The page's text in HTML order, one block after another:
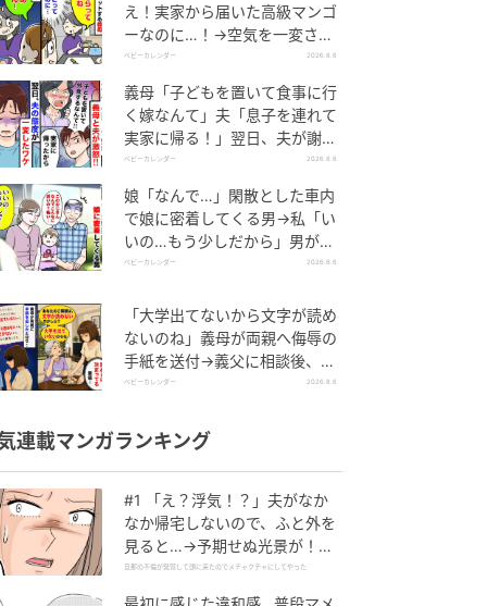
え！実家から届いた高級マンゴ
ーなのに…！→空気を一変させ
た4歳娘の痛快な一言とは
ベビーカレンダー 2026.8.6
義母「子どもを置いて食事に行
く嫁なんて」夫「息子を連れて
実家に帰る！」翌日、夫が謝罪
してきたワケ
ベビーカレンダー 2026.8.6
娘「なんで…」閑散とした車内
で娘に密着してくる男→私「い
いの…もう少しだから」男が血
相を変え逃げたワケ
ベビーカレンダー 2026.8.6
「大学出てないから文字が読め
ないのね」義母が両親へ侮辱の
手紙を送付→義父に相談後、訪
れた末路とは
ベビーカレンダー 2026.8.6
連載マンガランキング
#1 「え？浮気！？」夫がなか
なか帰宅しないので、ふと外を
見ると…→予期せぬ光景が！｜
旦那の不倫が発覚して頭に来た
旦那の不倫が発覚して頭に来たのでメチャクチャにしてやった